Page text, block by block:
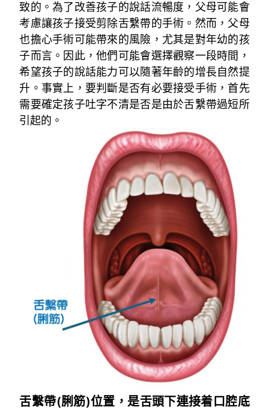
致的。為了改善孩子的說話流暢度，父母可能會
考慮讓孩子接受剪除舌繫帶的手術。然而，父母
也擔心手術可能帶來的風險，尤其是對年幼的孩
子而言。因此，他們可能會選擇觀察一段時間，
希望孩子的說話能力可以隨著年齡的增長自然提
升。事實上，要判斷是否有必要接受手術，首先
需要確定孩子吐字不清是否是由於舌繫帶過短所
引起的。
舌繫帶(脷筋)位置，是舌頭下連接着口腔底